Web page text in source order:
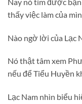
thấy việc làm của
Nào ngờ lời của Lạc
Nó thật tâm xem
nếu để Tiểu Huyền
Lạc Nam nhìn biểu